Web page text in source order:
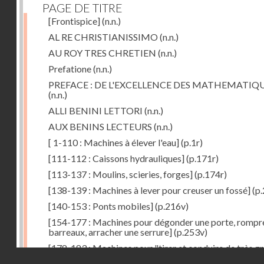
PAGE DE TITRE
[Frontispice](n.n.)
AL RE CHRISTIANISSIMO (n.n.)
AU ROY TRES CHRETIEN (n.n.)
Prefatione(n.n.)
PREFACE : DE L'EXCELLENCE DES
(n.n.)
ALLI BENINI LETTORI (n.n.)
AUX BENINS LECTEURS (n.n.)
[ 1-110 : Machines à élever l'eau](p.1r)
[111-112 : Caissons hydrauliques](p.171r)
[113-137 : Moulins, scieries, forges](p.174r)
[138-139 : Machines à lever pour creuser un fossé]
[140-153 : Ponts mobiles](p.216v)
[154-177 : Machines pour dégonder une porte,
barreaux, arracher une serrure](p.253v)
[178-183 : Machines pour "tirer et conduire de très